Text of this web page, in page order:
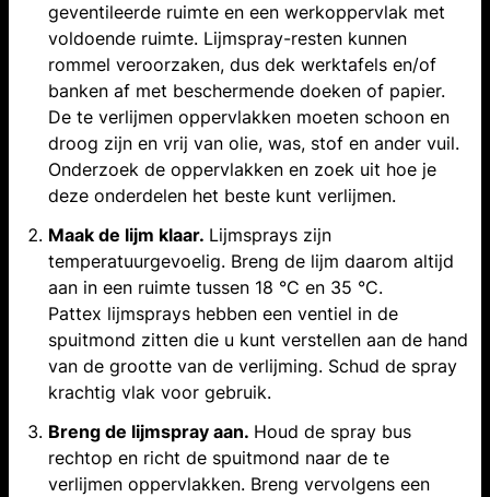
geventileerde ruimte en een werkoppervlak met
voldoende ruimte. Lijmspray-resten kunnen
rommel veroorzaken, dus dek werktafels en/of
banken af met beschermende doeken of papier.
De te verlijmen oppervlakken moeten schoon en
droog zijn en vrij van olie, was, stof en ander vuil.
Onderzoek de oppervlakken en zoek uit hoe je
deze onderdelen het beste kunt verlijmen.
Maak de lijm klaar. Lijmsprays zijn
temperatuurgevoelig. Breng de lijm daarom altijd
aan in een ruimte tussen 18 °C en 35 °C.
Pattex lijmsprays hebben een ventiel in de
spuitmond zitten die u kunt verstellen aan de hand
van de grootte van de verlijming. Schud de spray
krachtig vlak voor gebruik.
Breng de lijmspray aan. Houd de spray bus
rechtop en richt de spuitmond naar de te
verlijmen oppervlakken. Breng vervolgens een